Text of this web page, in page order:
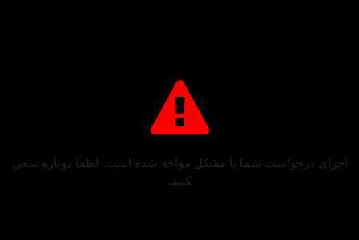
اجرای درخواست شما با مشکل مواجه شده است. لطفا دوباره سعی
کنید.